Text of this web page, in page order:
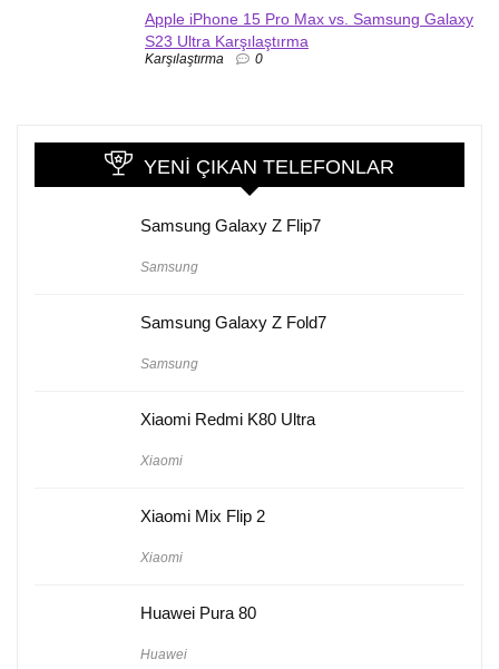
Apple iPhone 15 Pro Max vs. Samsung Galaxy
S23 Ultra Karşılaştırma
Karşılaştırma 0
YENI ÇIKAN TELEFONLAR
Samsung Galaxy Z Flip7
Samsung
Samsung Galaxy Z Fold7
Samsung
Xiaomi Redmi K80 Ultra
Xiaomi
Xiaomi Mix Flip 2
Xiaomi
Huawei Pura 80
Huawei